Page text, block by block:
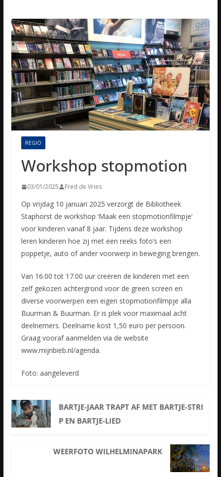
REGIO
Workshop stopmotion
03/01/2025 Fred de Vries
Op vrijdag 10 januari 2025 verzorgt de Bibliotheek
Staphorst de workshop ‘Maak een stopmotionfilmpje’
voor kinderen vanaf 8 jaar. Tijdens deze workshop
leren kinderen hoe zij met een reeks foto’s een
poppetje, auto of ander voorwerp in beweging brengen.
Van 16.00 tot 17.00 uur creëren de kinderen met een
zelf gekozen achtergrond voor de green screen en
diverse voorwerpen een eigen stopmotionfilmpje alla
Buurman & Buurman. Er is plek voor maximaal acht
deelnemers. Deelname kost 1,50 euro per persoon.
Graag vooraf aanmelden via de website
www.mijnbieb.nl/agenda.
Foto: aangeleverd
BARTJE-JAAR TRAPT AF MET BARTJE-STRI
P EN BARTJE-LIED
WEERFOTO WILHELMINAPARK